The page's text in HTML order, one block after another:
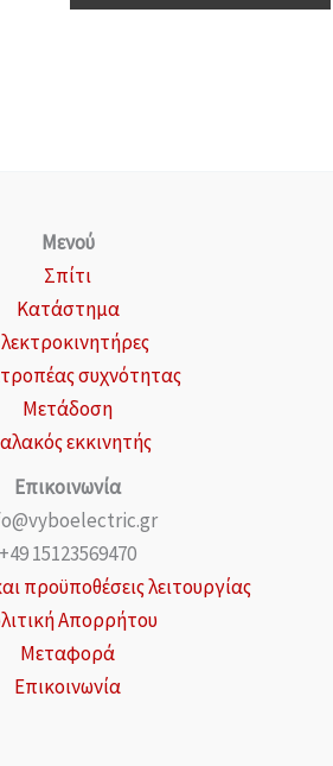
Μενού
Σπίτι
Κατάστημα
συχνότητας
Μετάδοση
εκκινητής
Επικοινωνία
+49 15123569470
προϋποθέσεις λειτουργίας
Απορρήτου
Μεταφορά
Επικοινωνία